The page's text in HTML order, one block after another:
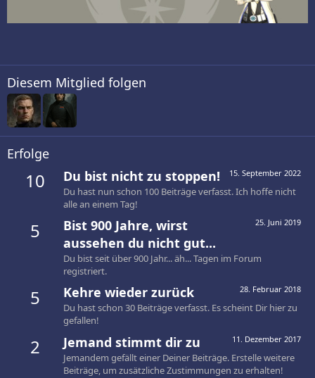
Diesem Mitglied folgen
Erfolge
10 15. September 2022
Du bist nicht zu stoppen!
Du hast nun schon 100 Beiträge verfasst. Ich hoffe nicht
alle an einem Tag!
5 25. Juni 2019
Bist 900 Jahre, wirst
aussehen du nicht gut...
Du bist seit über 900 Jahr... äh... Tagen im Forum
registriert.
5 28. Februar 2018
Kehre wieder zurück
Du hast schon 30 Beiträge verfasst. Es scheint Dir hier zu
gefallen!
2 11. Dezember 2017
Jemand stimmt dir zu
Jemandem gefällt einer Deiner Beiträge. Erstelle weitere
Beiträge, um zusätzliche Zustimmungen zu erhalten!